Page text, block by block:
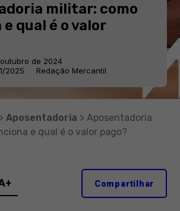
militar: como
qual é o valor
de 2024
2025
Redação Mercantil
>Aposentadoria > Aposentadoria
e qual é o valor pago?
Compartilhar